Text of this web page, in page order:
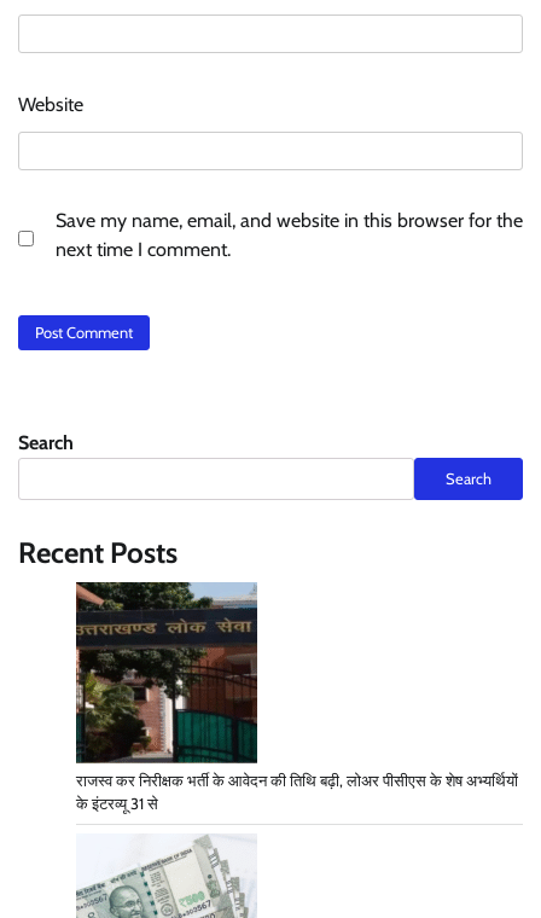
Website
Save my name, email, and website in this browser for the
next time I comment.
Search
Search
Recent Posts
राजस्व कर निरीक्षक भर्ती के आवेदन की तिथि बढ़ी, लोअर पीसीएस के शेष अभ्यर्थियों
के इंटरव्यू 31 से